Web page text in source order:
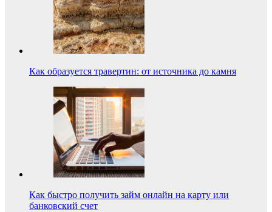
Как образуется травертин: от источника до камня
Как быстро получить займ онлайн на карту или
банковский счет